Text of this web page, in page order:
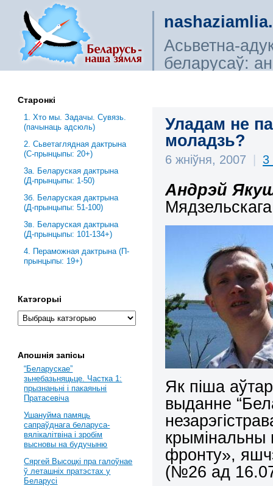
Асьветна-
беларусаў:
Уладам не
моладзь?
6 жніўня, 2007 | 3
Андрэй
Як піша
выданне
крымінальны
фронту»,
(№26 ад
Старонкі
1. Хто мы. Задачы. Сувязь.
(пачынаць адсюль)
2. Сьветаглядная дактрына
(С-прынцыпы: 20+)
3a. Беларуская дактрына
(Д-прынцыпы: 1-50)
3б. Беларуская дактрына
(Д-прынцыпы: 51-100)
3в. Беларуская дактрына
(Д-прынцыпы: 101-134+)
4. Пераможная дактрына (П-
прынцыпы: 19+)
Катэгорыі
Апошнія запісы
“Беларускае”
зьнебазьняцьце. Частка 1:
прызнаньні і пакаяньні
Пратасевіча
Ушануйма памяць
сапраўднага беларуса-
вялікалітвіна і зробім
высновы на будучыню
Сяргей Высоцкі пра галоўнае
ў леташніх пратэстах у
Беларусі